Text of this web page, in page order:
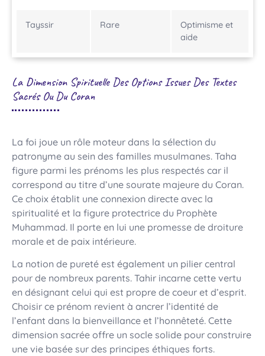
Tayssir Rare
Optimisme et
aide
La Dimension Spirituelle Des Options Issues Des Textes
Sacrés Ou Du Coran
La foi joue un rôle moteur dans la sélection du
patronyme au sein des familles musulmanes. Taha
figure parmi les prénoms les plus respectés car il
correspond au titre d’une sourate majeure du Coran.
Ce choix établit une connexion directe avec la
spiritualité et la figure protectrice du Prophète
Muhammad. Il porte en lui une promesse de droiture
morale et de paix intérieure.
La notion de pureté est également un pilier central
pour de nombreux parents. Tahir incarne cette vertu
en désignant celui qui est propre de coeur et d’esprit.
Choisir ce prénom revient à ancrer l’identité de
l’enfant dans la bienveillance et l’honnêteté. Cette
dimension sacrée offre un socle solide pour construire
une vie basée sur des principes éthiques forts.